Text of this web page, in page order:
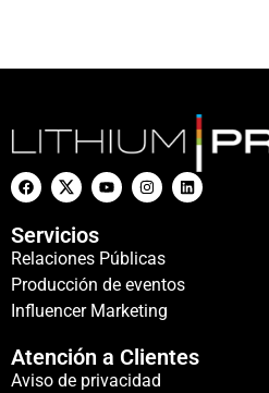
Servicios
Relaciones Públicas
Producción de eventos
Influencer Marketing
Atención a Clientes
Aviso de privacidad